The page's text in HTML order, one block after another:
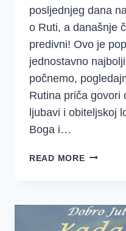
posljednjeg dana
o Ruti, a današnje
predivni! Ovo je
jednostavno
počnemo,
Rutina priča govori
ljubavi i obiteljskoj
Boga i…
READ MORE5.
5.
DAN